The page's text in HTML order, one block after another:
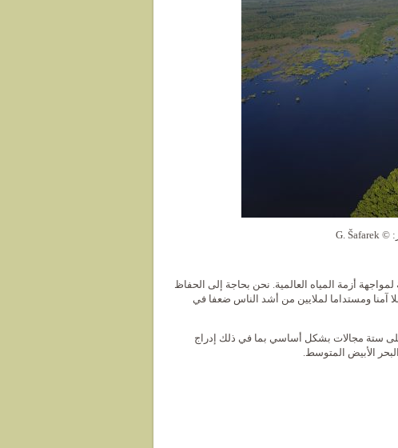
أزمة المياه العالمية. نحن بحاجة إلى الحفاظ
آمنا ومستداما لملايين من أشد الناس ضعفا في
الخمس الأولى (2016-2020) على ستة مجالات بشكل أساسي بما في ذلك إدراج
الأبيض المتوسط.